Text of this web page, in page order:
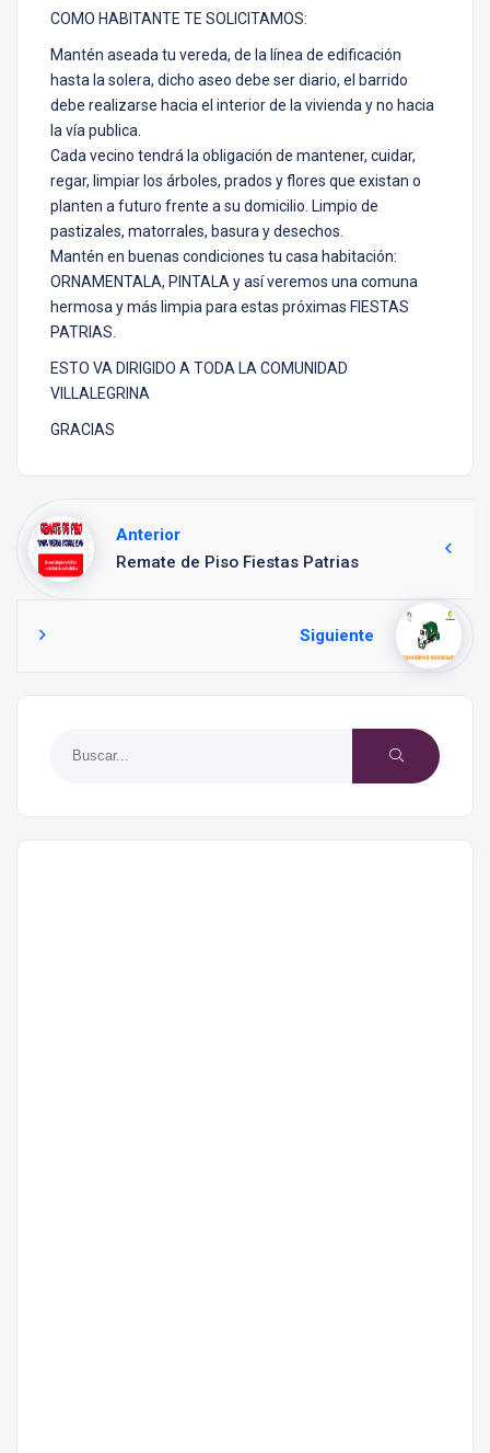
COMO HABITANTE TE SOLICITAMOS:
Mantén aseada tu vereda, de la línea de edificación
hasta la solera, dicho aseo debe ser diario, el barrido
debe realizarse hacia el interior de la vivienda y no hacia
la vía publica.
Cada vecino tendrá la obligación de mantener, cuidar,
regar, limpiar los árboles, prados y flores que existan o
planten a futuro frente a su domicilio. Limpio de
pastizales, matorrales, basura y desechos.
Mantén en buenas condiciones tu casa habitación:
ORNAMENTALA, PINTALA y así veremos una comuna
hermosa y más limpia para estas próximas FIESTAS
PATRIAS.
ESTO VA DIRIGIDO A TODA LA COMUNIDAD
VILLALEGRINA
GRACIAS
Anterior
Remate de Piso Fiestas Patrias
Siguiente